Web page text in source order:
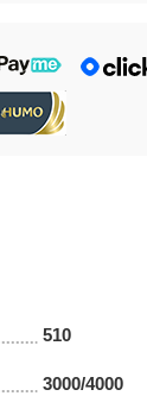
510
3000/4000